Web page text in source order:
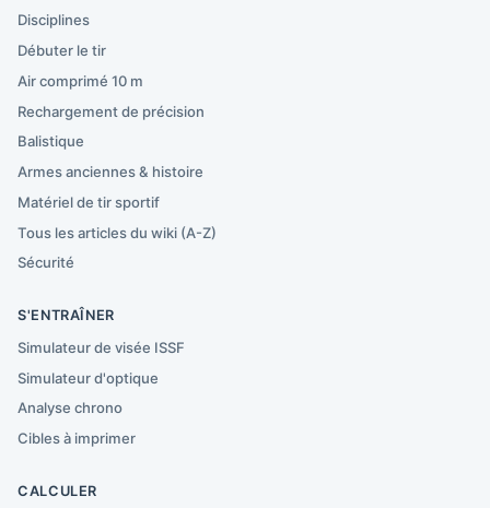
Disciplines
Débuter le tir
Air comprimé 10 m
Rechargement de précision
Balistique
Armes anciennes & histoire
Matériel de tir sportif
Tous les articles du wiki (A-Z)
Sécurité
S'ENTRAÎNER
Simulateur de visée ISSF
Simulateur d'optique
Analyse chrono
Cibles à imprimer
CALCULER